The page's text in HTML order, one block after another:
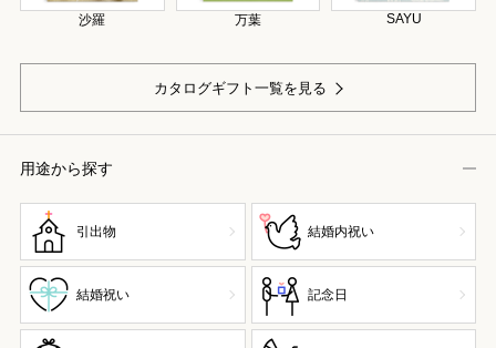
沙羅 万葉 SAYU
カタログギフト一覧を見る
用途から探す
引出物 結婚内祝い
結婚祝い 記念日